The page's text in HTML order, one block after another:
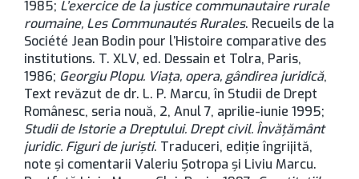
1985; L’exercice de la justice communautaire rurale
roumaine, Les Communautés Rurales. Recueils de la
Société Jean Bodin pour l’Histoire comparative des
institutions. T. XLV, ed. Dessain et Tolra, Paris,
1986; Georgiu Plopu. Viața, opera, gândirea juridică,
Text revăzut de dr. L. P. Marcu, în Studii de Drept
Românesc, seria nouă, 2, Anul 7, aprilie-iunie 1995;
Studii de Istorie a Dreptului. Drept civil. Învățământ
juridic. Figuri de juriști. Traduceri, ediție îngrijită,
note și comentarii Valeriu Șotropa și Liviu Marcu.